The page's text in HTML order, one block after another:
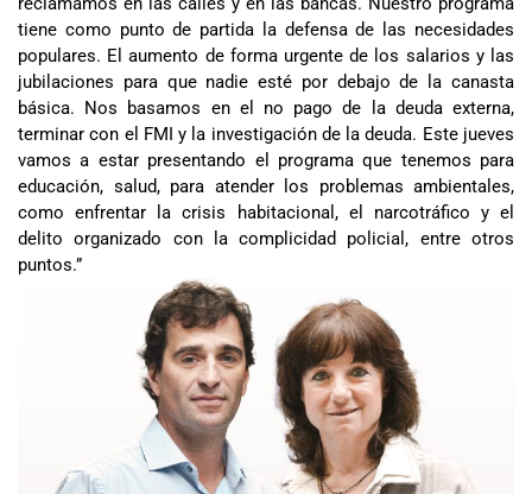
tiene como punto de partida la defensa de las necesidades
populares. El aumento de forma urgente de los salarios y las
jubilaciones para que nadie esté por debajo de la canasta
básica. Nos basamos en el no pago de la deuda externa,
terminar con el FMI y la investigación de la deuda. Este jueves
vamos a estar presentando el programa que tenemos para
educación, salud, para atender los problemas ambientales,
como enfrentar la crisis habitacional, el narcotráfico y el
delito organizado con la complicidad policial, entre otros
puntos.”